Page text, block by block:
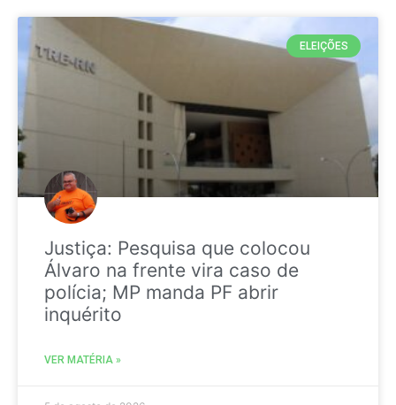
ELEIÇÕES
Justiça: Pesquisa que colocou
Álvaro na frente vira caso de
polícia; MP manda PF abrir
inquérito
VER MATÉRIA »